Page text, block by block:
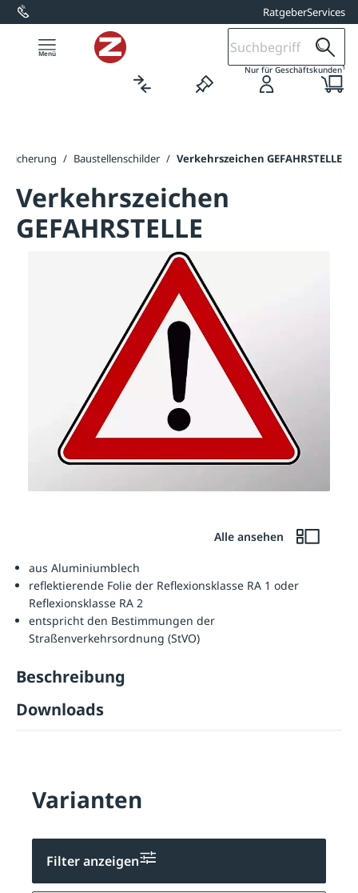
springen RatgeberServices
Nur für Geschäftskunden1
/ Baustellenschilder / Verkehrszeichen GEFAHRSTELLE
Verkehrszeichen
GEFAHRSTELLE
Alle ansehen
aus Aluminiumblech
reflektierende Folie der Reflexionsklasse RA 1 oder
Reflexionsklasse RA 2
entspricht den Bestimmungen der
Straßenverkehrsordnung (StVO)
Beschreibung
Downloads
Varianten
Filter anzeigen